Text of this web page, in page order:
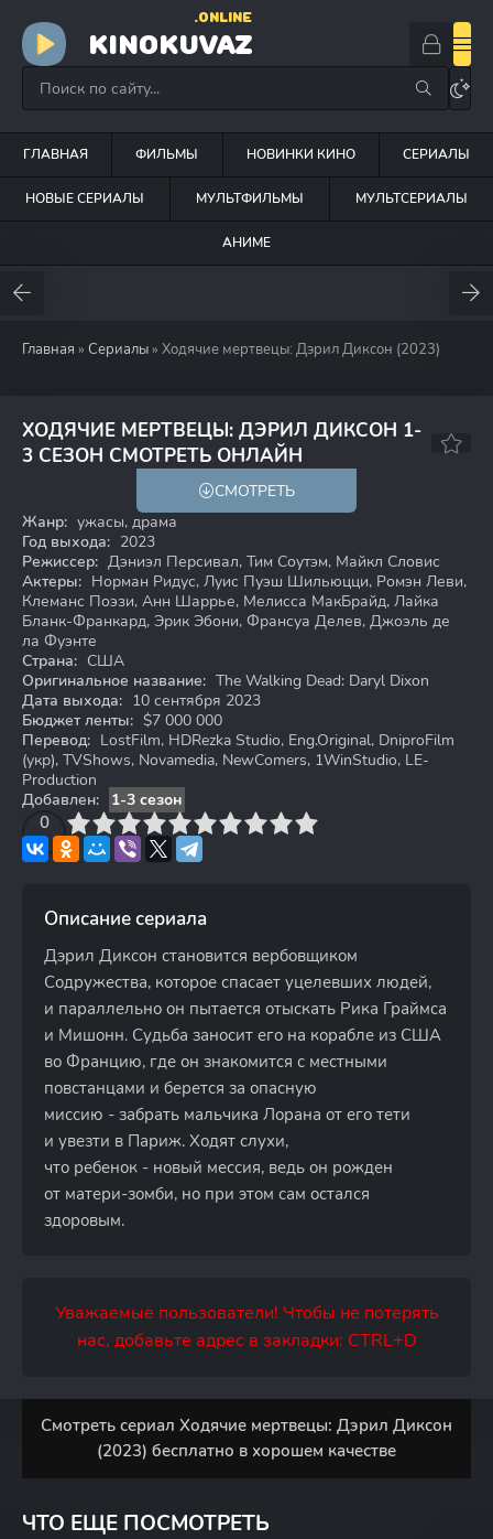
KINOKUVAZ
.ONLINE
ГЛАВНАЯ ФИЛЬМЫ НОВИНКИ КИНО СЕРИАЛЫ
НОВЫЕ СЕРИАЛЫ МУЛЬТФИЛЬМЫ МУЛЬТСЕРИАЛЫ
АНИМЕ
Главная » Сериалы » Ходячие мертвецы: Дэрил Диксон (2023)
ХОДЯЧИЕ МЕРТВЕЦЫ: ДЭРИЛ ДИКСОН 1-
3 СЕЗОН СМОТРЕТЬ ОНЛАЙН
7.8 7.5
СМОТРЕТЬ
Жанр: ужасы, драма
Год выхода: 2023
Режиссер: Дэниэл Персивал, Тим Соутэм, Майкл Словис
Актеры: Норман Ридус, Луис Пуэш Шильюцци, Ромэн Леви,
Клеманс Поэзи, Анн Шаррье, Мелисса МакБрайд, Лайка
Бланк-Франкард, Эрик Эбони, Франсуа Делев, Джоэль де
ла Фуэнте
Страна: США
Оригинальное название: The Walking Dead: Daryl Dixon
Дата выхода: 10 сентября 2023
Бюджет ленты: $7 000 000
Перевод: LostFilm, HDRezka Studio, Eng.Original, DniproFilm
(укр), TVShows, Novamedia, NewComers, 1WinStudio, LE-
Production
Добавлен:
1-3 сезон
0
4 6 7 8 9 10
Описание сериала
Дэрил Диксон становится вербовщиком
Содружества, которое спасает уцелевших людей,
и параллельно он пытается отыскать Рика Граймса
и Мишонн. Судьба заносит его на корабле из США
во Францию, где он знакомится с местными
повстанцами и берется за опасную
миссию - забрать мальчика Лорана от его тети
и увезти в Париж. Ходят слухи,
что ребенок - новый мессия, ведь он рожден
от матери-зомби, но при этом сам остался
здоровым.
Уважаемые пользователи! Чтобы не потерять
нас, добавьте адрес в закладки: CTRL+D
Смотреть сериал Ходячие мертвецы: Дэрил Диксон
(2023) бесплатно в хорошем качестве
ЧТО ЕЩЕ ПОСМОТРЕТЬ